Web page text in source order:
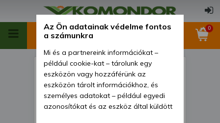
0
Kultivátor 160 cm-es
szántóföldi, rögtörővel, japán
kistraktorokhoz, Komondor
SKU-160
Az Ön adatainak védelme fontos
a számunkra
Mi és a partnereink információkat –
például cookie-kat – tárolunk egy
eszközön vagy hozzáférünk az
eszközön tárolt információkhoz, és
személyes adatokat – például egyedi
azonosítókat és az eszköz által küldött